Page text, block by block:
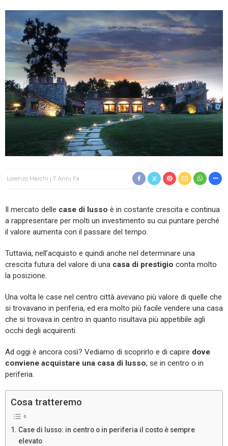
Lorenzo Marchi 7 Anni Fa
Il mercato delle case di lusso è in costante crescita e continua
a rappresentare per molti un investimento su cui puntare perché
il valore aumenta con il passare del tempo.
Tuttavia, nell’acquisto e quindi anche nel determinare una
crescita futura del valore di una casa di prestigio conta molto
la posizione.
Una volta le case nel centro città avevano più valore di quelle che
si trovavano in periferia, ed era molto più facile vendere una casa
che si trovava in centro in quanto risultava più appetibile agli
occhi degli acquirenti.
Ad oggi è ancora così? Vediamo di scoprirlo e di capire dove
conviene acquistare una casa di lusso, se in centro o in
periferia.
Cosa tratteremo
Case di lusso: in centro o in periferia il costo è sempre
elevato